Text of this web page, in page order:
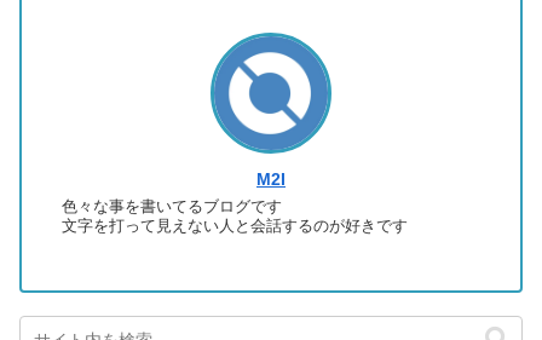
M2I
色々な事を書いてるブログです
文字を打って見えない人と会話するのが好きです